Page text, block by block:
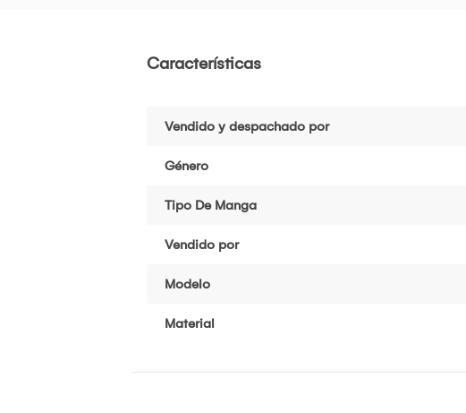
Características
Vendido y despachado por
Género
Tipo De Manga
Vendido por
Modelo
Material